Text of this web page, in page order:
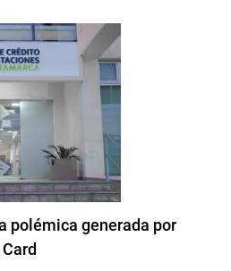
polémica generada por